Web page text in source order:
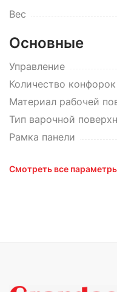
Вес
Основные
Управление
Количество конфорок
Материал рабочей
Тип варочной
Рамка панели
Смотреть все